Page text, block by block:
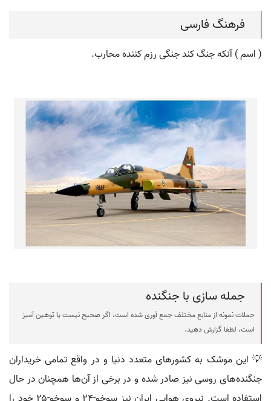
فرهنگ فارسی
( اسم ) آنکه جنگ کند جنگی رزم کننده محارب.
جمله سازی با جنگنده
جملات نمونه از منابع مختلف جمع آوری شده است، اگر صحیح نیست یا توهین آمیز
است، لطفا گزارش دهید.
💡 این موشک به کشورهای متعدد دنیا و در واقع تمامی خریداران
جنگنده‌های روسی نیز صادر شده و در برخی از آن‌ها همچنان در حال